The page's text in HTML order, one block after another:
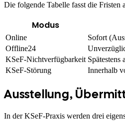
Die folgende Tabelle fasst die Fristen
Modus
Online Sofort
Offline24
KSeF-Nichtverfügbarkeit
KSeF-Störung
Innerhalb
Ausstellung,
In der KSeF-Praxis werden drei